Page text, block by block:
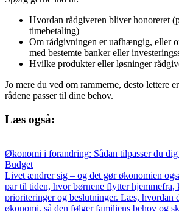
Hvordan rådgiveren bliver honoreret
timebetaling)
Om rådgivningen er uafhængig, eller
med bestemte banker eller
Hvilke produkter eller løsninger
Jo mere du ved om rammerne, desto lettere
rådene passer til dine behov.
Læs også:
Økonomi i forandring: Sådan tilpasser du
Budget
Livet ændrer sig – og det gør økonomien
par til tiden, hvor børnene flytter hjemmefra,
prioriteringer og beslutninger. Læs, hvordan
økonomi, så den følger familiens behov og